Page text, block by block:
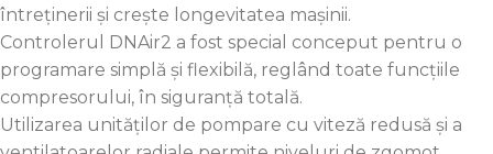
întreținerii și crește longevitatea mașinii.
Controlerul DNAir2 a fost special conceput pentru o
programare simplă și flexibilă, reglând toate funcțiile
compresorului, în siguranță totală.
Utilizarea unităților de pompare cu viteză redusă și a